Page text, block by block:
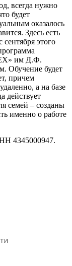
всегда нужно
будет
оказалось
Здесь есть
этого
им Д.Ф.
Обучение будет
причем
а на базе
действует
семей – созданы
именно о работе
4345000947.